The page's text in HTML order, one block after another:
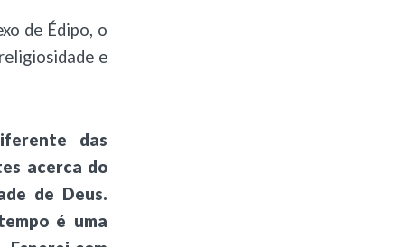
de Édipo, o
e
das
acerca do
de Deus.
é uma